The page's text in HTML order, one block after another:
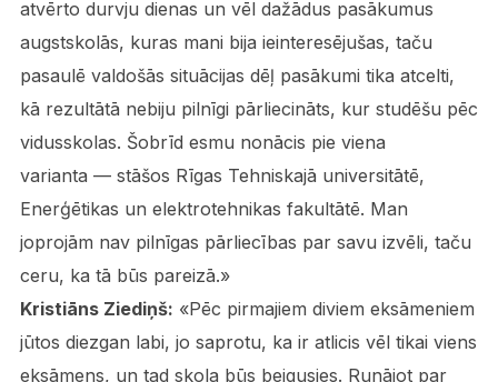
atvērto durvju dienas un vēl dažādus pasākumus
augstskolās, kuras mani bija ieinteresējušas, taču
pasaulē valdošās situācijas dēļ pasākumi tika atcelti,
kā rezultātā nebiju pilnīgi pārliecināts, kur studēšu pēc
vidusskolas. Šobrīd esmu nonācis pie viena
varianta — stāšos Rīgas Tehniskajā universitātē,
Enerģētikas un elektrotehnikas fakultātē. Man
joprojām nav pilnīgas pārliecības par savu izvēli, taču
ceru, ka tā būs pareizā.»
Kristiāns Ziediņš: «Pēc pirmajiem diviem eksāmeniem
jūtos diezgan labi, jo saprotu, ka ir atlicis vēl tikai viens
eksāmens, un tad skola būs beigusies. Runājot par